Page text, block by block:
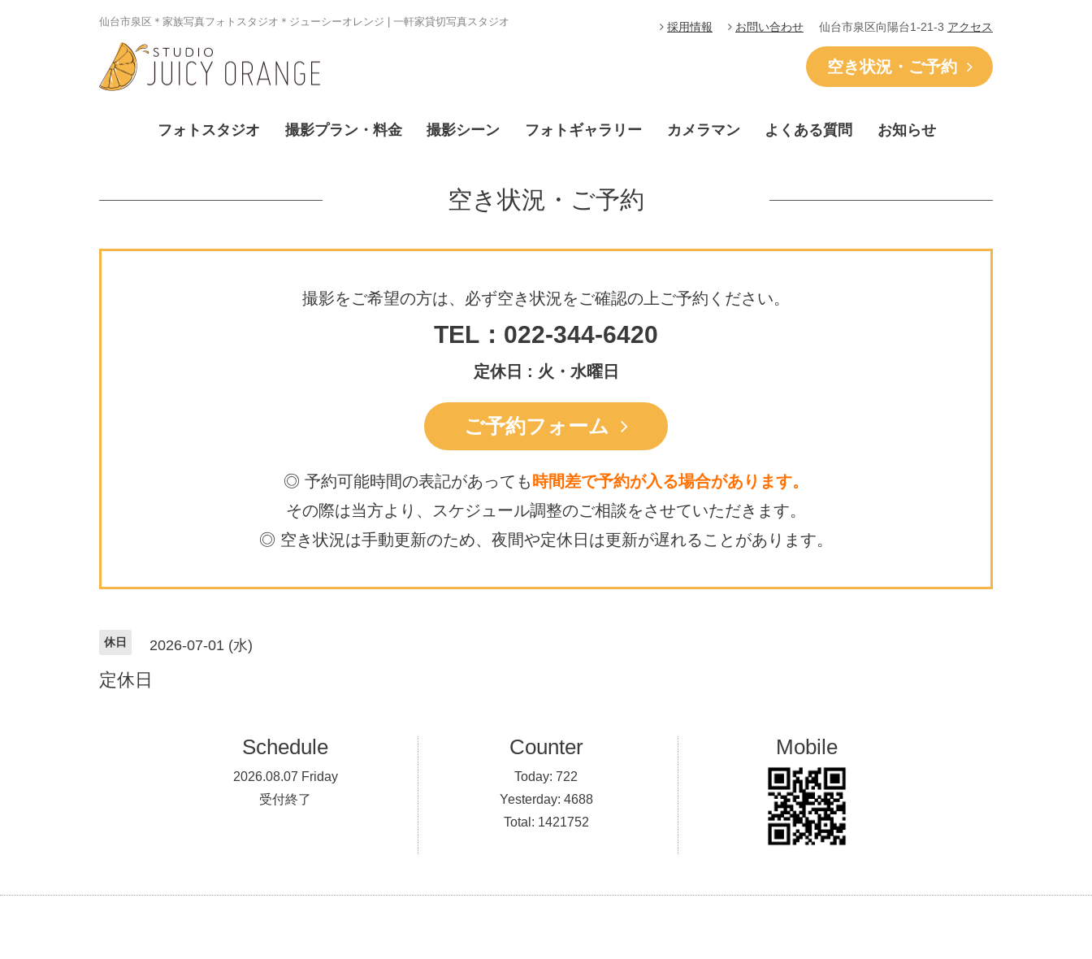
仙台市泉区＊家族写真フォトスタジオ＊ジューシーオレンジ | 一軒家貸切写真スタジオ 採用情報 お問い合わせ 仙台市泉区向陽台1-21-3 アクセス
空き状況・ご予約
フォトスタジオ 撮影プラン・料金 撮影シーン フォトギャラリー カメラマン よくある質問 お知らせ
空き状況・ご予約
撮影をご希望の方は、必ず空き状況をご確認の上ご予約ください。
TEL：022-344-6420
定休日 : 火・水曜日
ご予約フォーム
◎ 予約可能時間の表記があっても 時間差で予約が入る場合があります。
その際は当方より、スケジュール調整のご相談をさせていただきます。
◎ 空き状況は手動更新のため、 夜間や定休日は更新が遅れることがあります。
休日 2026-07-01 (水)
定休日
Schedule
2026.08.07 Friday
受付終了
Counter
Today:722
Yesterday: 4688
Total: 1421752
Mobile